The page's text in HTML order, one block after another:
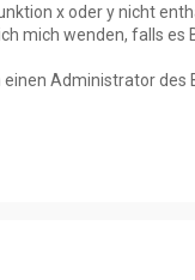
x oder y nicht
mich wenden, falls
einen Administrator des